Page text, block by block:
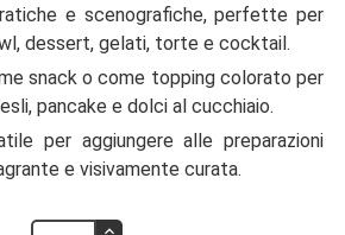
e scenografiche, perfette per
dessert, gelati, torte e cocktail.
snack o come topping colorato per
pancake e dolci al cucchiaio.
per aggiungere alle preparazioni
e visivamente curata.